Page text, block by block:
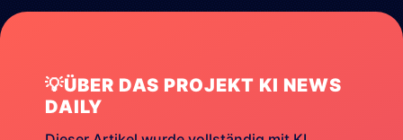
💡ÜBER DAS PROJEKT KI NEWS
DAILY